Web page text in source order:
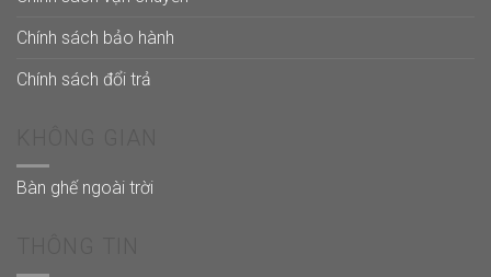
Chính sách bảo hành
Chính sách đổi trả
Bàn ghế ngoài trời